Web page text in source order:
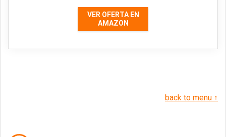
VER OFERTA EN
AMAZON
back to menu ↑